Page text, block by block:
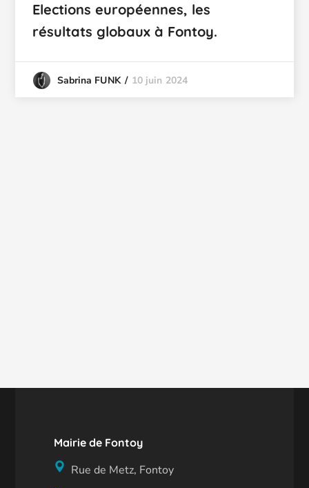
Elections européennes, les
résultats globaux à Fontoy.
Sabrina FUNK 10 juin 2024
Mairie de Fontoy
Rue de Metz, Fontoy